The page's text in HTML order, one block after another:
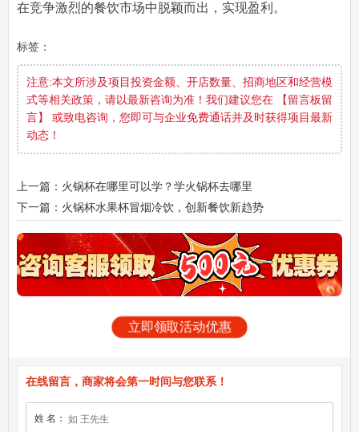
在竞争激烈的餐饮市场中脱颖而出，实现盈利。
标签：
注意:本文所涉及项目投资金额、开店数量、招商地区和经营模
式等相关政策，请以最新咨询为准！我们建议您在 【留言板留
言】 或致电咨询，您即可与企业免费通话并及时获得项目最新
动态！
上一篇：火锅杯在哪里可以学？学火锅杯去哪里
下一篇：火锅杯水果杯冒烟冷饮，创新餐饮新趋势
立即领取活动优惠
在线留言，商家将会第一时间与您联系！
姓 名：